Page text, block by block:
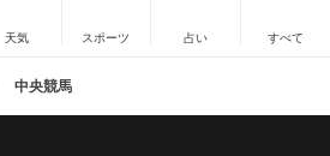
天気 スポーツ 占い すべて
中央競馬